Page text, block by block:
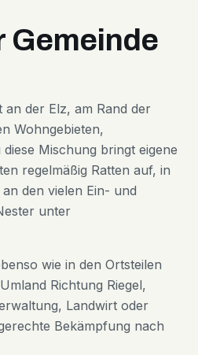
Gemeinde
an der Elz, am Rand der
Wohngebieten,
Mischung bringt eigene
regelmäßig Ratten auf, in
den vielen Ein- und
unter
wie in den Ortsteilen
Richtung Riegel,
Landwirt oder
Bekämpfung nach